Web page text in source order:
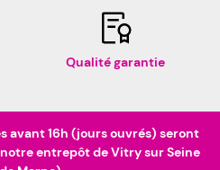
Qualité garantie
avant 16h (jours ouvrés) seront
entrepôt de Vitry sur Seine